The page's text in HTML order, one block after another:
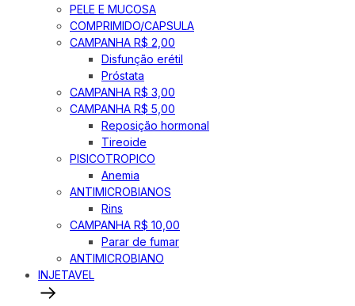
PELE E MUCOSA
COMPRIMIDO/CAPSULA
CAMPANHA R$ 2,00
Disfunção erétil
Próstata
CAMPANHA R$ 3,00
CAMPANHA R$ 5,00
Reposição hormonal
Tireoide
PISICOTROPICO
Anemia
ANTIMICROBIANOS
Rins
CAMPANHA R$ 10,00
Parar de fumar
ANTIMICROBIANO
INJETAVEL